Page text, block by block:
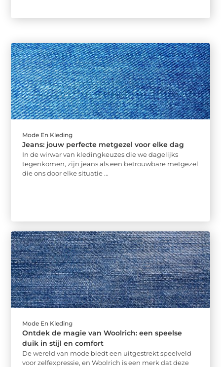
Mode En Kleding
Jeans: jouw perfecte metgezel voor elke dag
In de wirwar van kledingkeuzes die we dagelijks
tegenkomen, zijn jeans als een betrouwbare metgezel
die ons door elke situatie ...
Mode En Kleding
Ontdek de magie van Woolrich: een speelse
duik in stijl en comfort
De wereld van mode biedt een uitgestrekt speelveld
voor zelfexpressie, en Woolrich is een merk dat deze